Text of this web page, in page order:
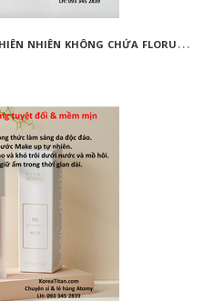
K
EM ĐÁNH RĂNG CHIẾT XUẤT THIÊN NHIÊN KHÔNG CHỨA FLORUA AN TOÀN DÀNH CHO TRẺ EM ( 50G) - ATOMY KID NATURAL TOOTHPASTE (NON FLUORIDE) - 애터미 키즈 내추럴 치약 - НАТУРАЛЬНАЯ ДЕТСКАЯ ЗУБНАЯ ПАСТА ATOMY